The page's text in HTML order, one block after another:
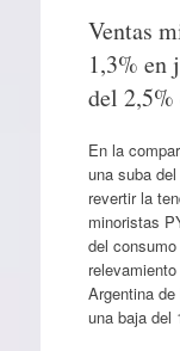
Ventas
1,3% en
del
En la
una suba
revertir la
minoristas
del
Argentina
una baja del